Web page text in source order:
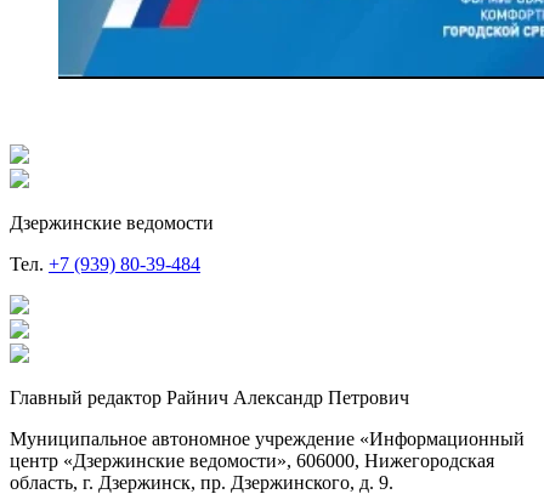
Дзержинские ведомости
Тел. +7 (939) 80-39-484
Главный редактор Райнич Александр Петрович
Муниципальное автономное учреждение «Информационный
центр «Дзержинские ведомости», 606000, Нижегородская
область, г. Дзержинск, пр. Дзержинского, д. 9.